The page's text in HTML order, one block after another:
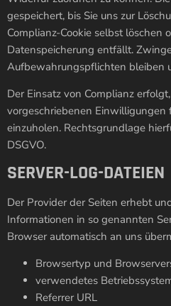
gespeichert, bis Sie uns zur
Complianz-Cookie selbst löschen
Datenspeicherung entfällt.
Aufbewahrungspflichten bleiben
Der Einsatz von Complianz
vorgeschriebenen Einwilligungen
einzuholen. Rechtsgrundlage
DSGVO.
SERVER-LOG-DATEIEN
Der Provider der Seiten erhebt
Informationen in so genannten
Browser automatisch an uns
Browsertyp und
verwendetes
Referrer URL